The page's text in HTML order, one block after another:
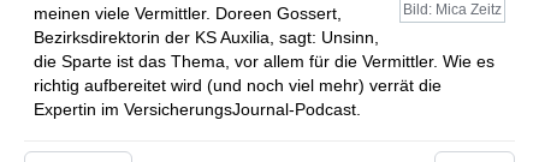
Bild: Mica Zeitz
meinen viele Vermittler. Doreen Gossert,
Bezirksdirektorin der KS Auxilia, sagt: Unsinn,
die Sparte ist das Thema, vor allem für die Vermittler. Wie es
richtig aufbereitet wird (und noch viel mehr) verrät die
Expertin im VersicherungsJournal-Podcast.